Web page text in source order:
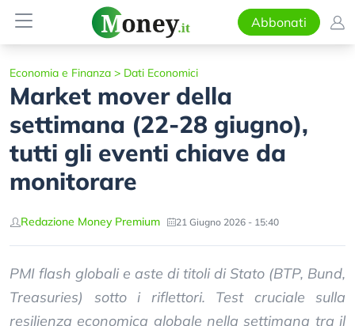
Abbonati
Economia e Finanza > Dati Economici
Market mover della
settimana (22-28 giugno),
tutti gli eventi chiave da
monitorare
Redazione Money Premium 21 Giugno 2026 - 15:40
PMI flash globali e aste di titoli di Stato (BTP, Bund,
Treasuries) sotto i riflettori. Test cruciale sulla
resilienza economica globale nella settimana tra il